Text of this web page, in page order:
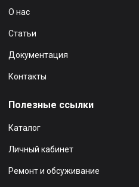
О нас
Статьи
Документация
Контакты
Полезные ссылки
Каталог
Личный кабинет
Ремонт и обсуживание